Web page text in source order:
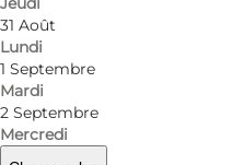
31 Août
Lundi
1 Septembre
Mardi
2 Septembre
Mercredi